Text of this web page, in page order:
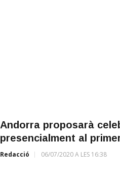
Andorra proposarà
presencialment al
Redacció 06/07/2020 A LES 16:38